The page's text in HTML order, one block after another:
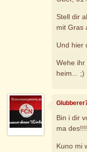
Stell dir
mit Gras
Und hier
Wehe ihr
heim... ;)
Bin i dir
ma des!!!!
Kuno mi